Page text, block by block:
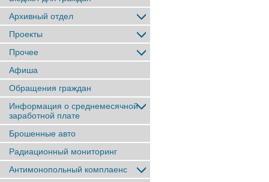
Архивный отдел
Проекты
Прочее
Афиша
Обращения граждан
Информация о среднемесячной
заработной плате
Брошенные авто
Радиационный мониторинг
Антимонопольный комплаенс